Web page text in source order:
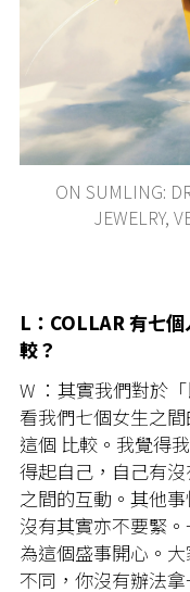
ON SUMLING:
JEWELRY,
L：COLLAR 有七
較？
W ：其實我們對於
看我們七個女生之
這個 比較。我覺得
得起自己，自己有
之間的互動。其他
沒有其實亦不要緊
為這個盛事開心。
不同，你沒有辦法